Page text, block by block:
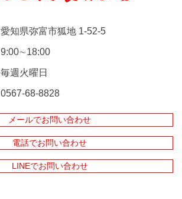
愛知県弥富市狐地 1-52-5
9:00∼18:00
毎週火曜日
0567-68-8828
メールでお問い合わせ
電話でお問い合わせ
LINEでお問い合わせ